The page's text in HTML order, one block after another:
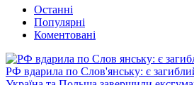
Останні
Популярні
Коментовані
РФ вдарила по Слов'янську: є